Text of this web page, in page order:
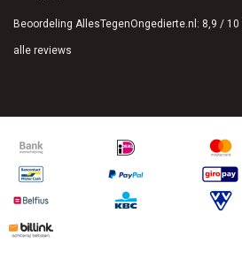
Beoordeling AllesTegenOngedierte.nl : 8,9 / 10
alle reviews